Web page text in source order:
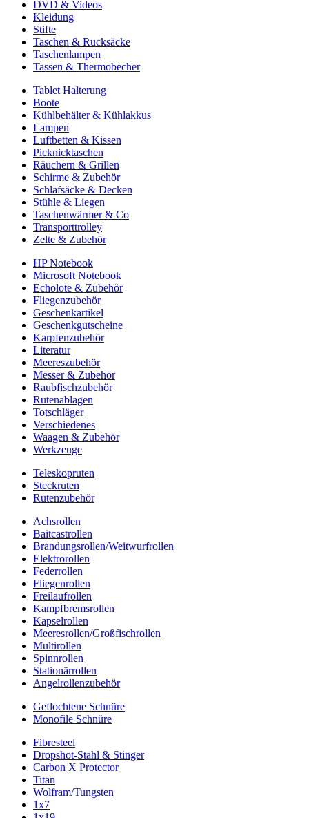
DVD & Videos
Kleidung
Stifte
Taschen & Rucksäcke
Taschenlampen
Tassen & Thermobecher
Tablet Halterung
Boote
Kühlbehälter & Kühlakkus
Lampen
Luftbetten & Kissen
Picknicktaschen
Räuchern & Grillen
Schirme & Zubehör
Schlafsäcke & Decken
Stühle & Liegen
Taschenwärmer & Co
Transporttrolley
Zelte & Zubehör
HP Notebook
Microsoft Notebook
Echolote & Zubehör
Fliegenzubehör
Geschenkartikel
Geschenkgutscheine
Karpfenzubehör
Literatur
Meereszubehör
Messer & Zubehör
Raubfischzubehör
Rutenablagen
Totschläger
Verschiedenes
Waagen & Zubehör
Werkzeuge
Teleskopruten
Steckruten
Rutenzubehör
Achsrollen
Baitcastrollen
Brandungsrollen/Weitwurfrollen
Elektrorollen
Federrollen
Fliegenrollen
Freilaufrollen
Kampfbremsrollen
Kapselrollen
Meeresrollen/Großfischrollen
Multirollen
Spinnrollen
Stationärrollen
Angelrollenzubehör
Geflochtene Schnüre
Monofile Schnüre
Fibresteel
Dropshot-Stahl & Stinger
Carbon X Protector
Titan
Wolfram/Tungsten
1x7